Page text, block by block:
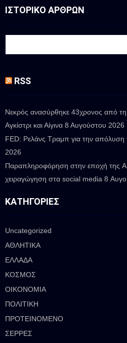
ΙΣΤΟΡΙΚΟ ΑΡΘΡΩΝ
RSS
Νεκρός ανασύρθηκε 43χρονος από
Αγκίστρι και Αίγινα 8 Αυγούστου 2026
FED: Ρελάνς Τραμπ για την απόλυση
2026
Παραπληροφόρηση στην εποχή της
χειραγώγηση στα social media 8
ΚΑΤΗΓΟΡΊΕΣ
Uncategorized
ΑΘΛΗΤΙΚΑ
ΕΛΛΑΔΑ
ΚΟΣΜΟΣ
ΟΙΚΟΝΟΜΙΑ
ΠΟΛΙΤΙΚΗ
ΠΡΟΤΕΙΝΟΜΕΝΟ
ΣΕΡΡΕΣ